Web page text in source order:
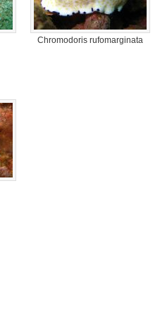
Chromodoris rufomarginata